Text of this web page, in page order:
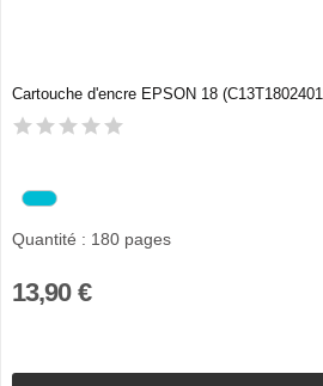
Cartouche d'encre EPSON 18
Quantité : 180 pages
13,90 €